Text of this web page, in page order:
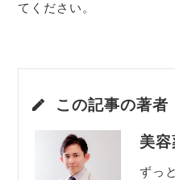
てください。
この記事の著者
美容
ずっ